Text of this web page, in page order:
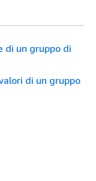
di un gruppo di
di un gruppo